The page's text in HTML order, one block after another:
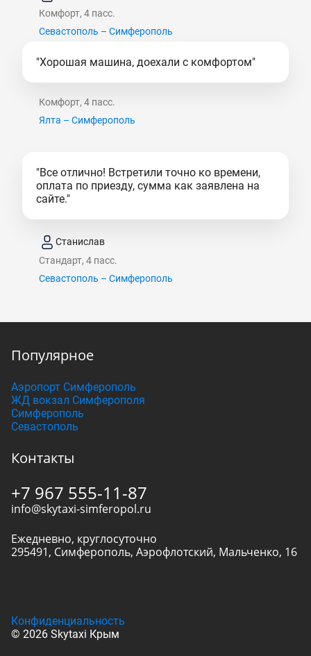
Комфорт, 4 пасс.
Севастополь – Симферополь
"Хорошая машина, доехали с комфортом"
Комфорт, 4 пасс.
Ялта – Симферополь
"Все отлично! Встретили точно ко времени,
оплата по приезду, сумма как заявлена на
сайте."
Станислав
Стандарт, 4 пасс.
Севастополь – Симферополь
Популярное
Аэропорт Симферополь
ЖД вокзал Симферополя
Симферополь
Севастополь
Контакты
+7 967 555-11-87
info@skytaxi-simferopol.ru
Ежедневно, круглосуточно
295491, Симферополь, Аэрофлотский, Мальченко, 16
© 2026 Skytaxi Крым
Конфиденциальность